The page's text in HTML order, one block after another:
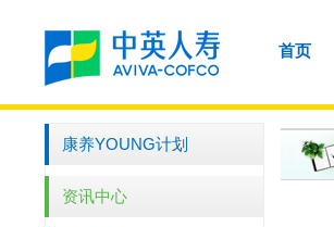
首页
康养YOUNG计划
资讯中心